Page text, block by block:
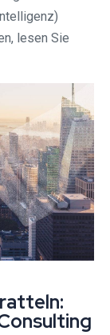
lesen Sie